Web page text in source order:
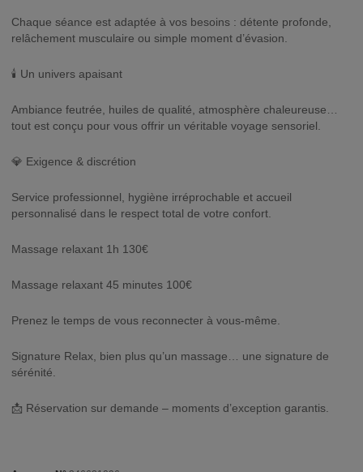
Chaque séance est adaptée à vos besoins : détente profonde,
relâchement musculaire ou simple moment d’évasion.
🕯️ Un univers apaisant
Ambiance feutrée, huiles de qualité, atmosphère chaleureuse…
tout est conçu pour vous offrir un véritable voyage sensoriel.
💎 Exigence & discrétion
Service professionnel, hygiène irréprochable et accueil
personnalisé dans le respect total de votre confort.
Massage relaxant 1h 130€
Massage relaxant 45 minutes 100€
Prenez le temps de vous reconnecter à vous-même.
Signature Relax, bien plus qu’un massage… une signature de
sérénité.
📩 Réservation sur demande – moments d’exception garantis.